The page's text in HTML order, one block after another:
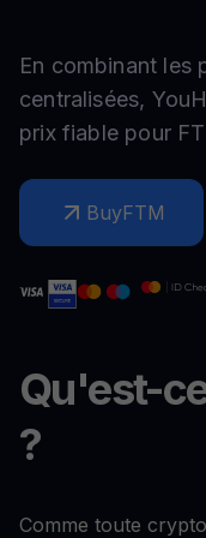
En combinant les
centralisées,
prix fiable pour
BuyFTM
Qu'est-
?
Comme toute